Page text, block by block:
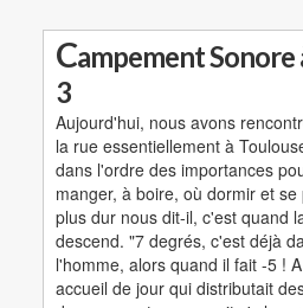
Campement Sonore
3
Aujourd'hui, nous avons
la rue essentiellement à
dans l'ordre des importances
manger, à boire, où dormir et
plus dur nous dit-il, c'est quand
descend. "7 degrés, c'est déjà
l'homme, alors quand il fait -5 !
accueil de jour qui distributait